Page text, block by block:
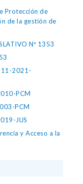
Protección de
de la gestión de
Nº 1353
11-2021-
PCM
PCM
JUS
y Acceso a la